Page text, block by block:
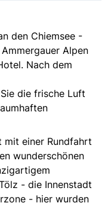
den Chiemsee -
Alpen
Nach dem
die frische Luft
mit einer Rundfahrt
wunderschönen
- die Innenstadt
- hier wurden